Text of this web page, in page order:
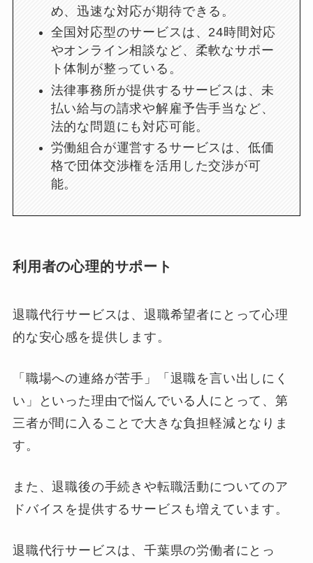
め、迅速な対応が期待できる。
全国対応型のサービスは、24時間対応
やオンライン相談など、柔軟なサポー
ト体制が整っている。
法律事務所が提供するサービスは、未
払い給与の請求や解雇予告手当など、
法的な問題にも対応可能。
労働組合が運営するサービスは、低価
格で団体交渉権を活用した交渉が可
能。
利用者の心理的サポート
退職代行サービスは、退職希望者にとって心理
的な安心感を提供します。
「職場への連絡が苦手」「退職を言い出しにく
い」といった理由で悩んでいる人にとって、第
三者が間に入ることで大きな負担軽減となりま
す。
また、退職後の手続きや転職活動についてのア
ドバイスを提供するサービスも増えています。
退職代行サービスは、千葉県の労働者にとっ